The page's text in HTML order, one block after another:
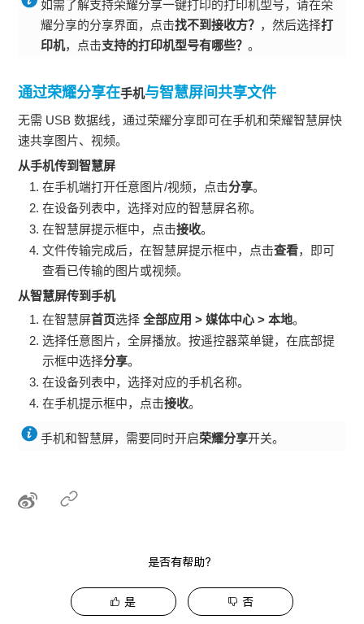
如需了解支持荣耀分享一键打印的打印机型号，请在荣
耀分享的分享界面，点击找不到接收方？ ，然后选择打
印机，点击支持的打印机型号有哪些？。
通过荣耀分享在手机与智慧屏间共享文件
无需 USB 数据线，通过荣耀分享即可在手机和荣耀智慧屏快
速共享图片、视频。
从手机传到智慧屏
在手机端打开任意图片/视频，点击分享。
在设备列表中，选择对应的智慧屏名称。
在智慧屏提示框中，点击接收。
文件传输完成后，在智慧屏提示框中，点击查看，即可
查看已传输的图片或视频。
从智慧屏传到手机
在智慧屏首页选择 全部应用 >媒体中心 >本地。
选择任意图片，全屏播放。按遥控器菜单键，在底部提
示框中选择分享。
在设备列表中，选择对应的手机名称。
在手机提示框中，点击接收。
手机和智慧屏，需要同时开启荣耀分享开关。
是否有帮助？
是 否